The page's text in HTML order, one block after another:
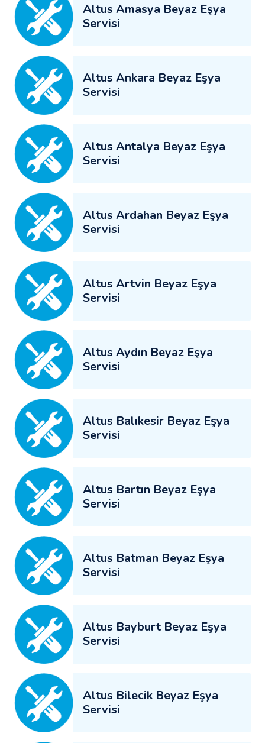
Altus Amasya Beyaz Eşya
Servisi
Altus Ankara Beyaz Eşya
Servisi
Altus Antalya Beyaz Eşya
Servisi
Altus Ardahan Beyaz Eşya
Servisi
Altus Artvin Beyaz Eşya
Servisi
Altus Aydın Beyaz Eşya
Servisi
Altus Balıkesir Beyaz Eşya
Servisi
Altus Bartın Beyaz Eşya
Servisi
Altus Batman Beyaz Eşya
Servisi
Altus Bayburt Beyaz Eşya
Servisi
Altus Bilecik Beyaz Eşya
Servisi